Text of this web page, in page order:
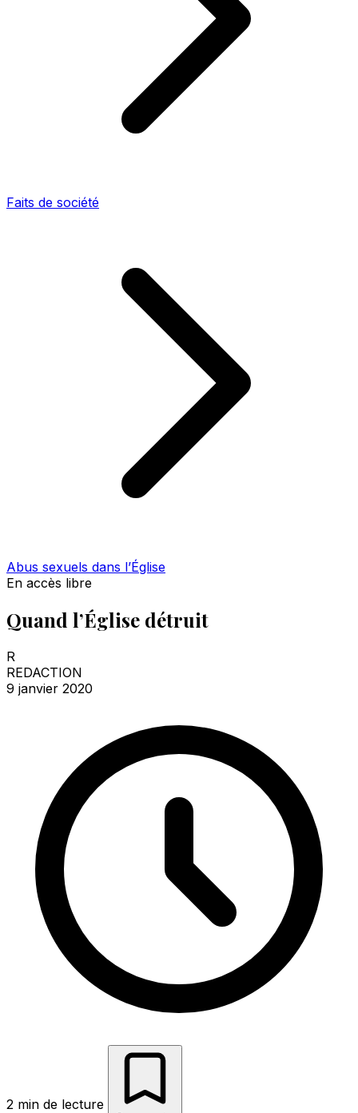
Faits de société
Abus sexuels dans l’Église
En accès libre
Quand l’Église détruit
R
REDACTION
9 janvier 2020
2 min de lecture